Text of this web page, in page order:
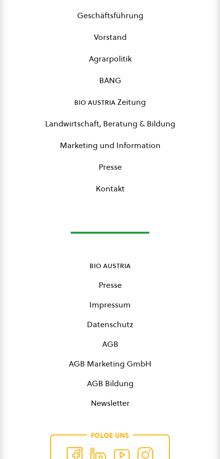
Geschäftsführung
Vorstand
Agrarpolitik
BANG
bio austriaZeitung
Landwirtschaft, Beratung & Bildung
Marketing und Information
Presse
Kontakt
bio austria
Presse
Impressum
Datenschutz
AGB
AGB Marketing GmbH
AGB Bildung
Newsletter
FOLGE UNS